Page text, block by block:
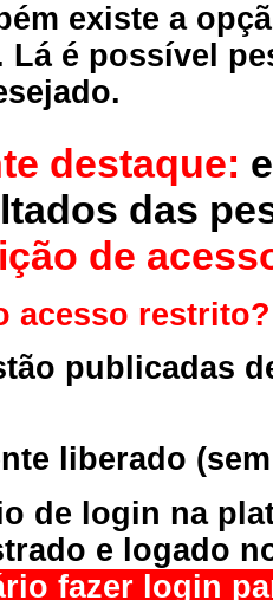
existe a
é possível
destaque:
das
de
acesso restrito?
publicadas
liberado
de login na
e logado
fazer login